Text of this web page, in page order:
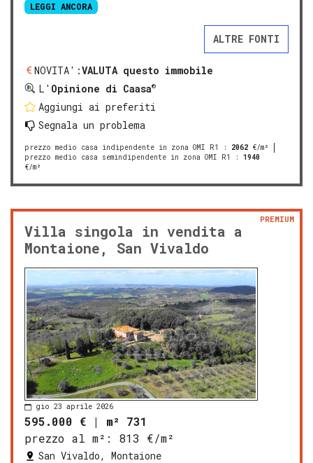
LEGGI ANCORA
ALTRE FONTI
NOVITA':VALUTA questo immobile
L' Opinione di Caasa®
Aggiungi ai preferiti
Segnala un problema
prezzo medio casa indipendente in zona OMI R1 : 2062 €/m²
prezzo medio casa semindipendente in zona OMI R1
: 1940
€/m²
Villa singola in vendita a
Montaione, San Vivaldo
PREMIUM
gio 23 aprile 2026
595.000 € | m² 731
prezzo al m²:
813 €/m²
San Vivaldo, Montaione